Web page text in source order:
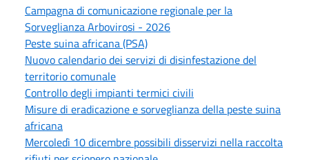
Campagna di comunicazione regionale per la
Sorveglianza Arbovirosi - 2026
Peste suina africana (PSA)
Nuovo calendario dei servizi di disinfestazione del
territorio comunale
Controllo degli impianti termici civili
Misure di eradicazione e sorveglianza della peste suina
africana
Mercoledì 10 dicembre possibili disservizi nella raccolta